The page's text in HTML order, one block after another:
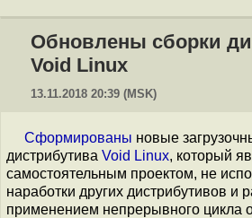
Обновлены сборки
Void Linux
13.11.2018 20:39 (MSK)
Сформированы новые
дистрибутива Void Linux, который
самостоятельным проектом, не
наработки других дистрибутивов и
применением непрерывного цикла